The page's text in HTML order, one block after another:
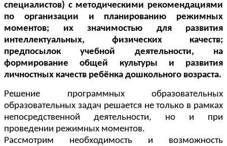
специалистов) с методическими рекомендациями
по организации и планированию режимных
моментов; их значимостью для развития
интеллектуальных, физических качеств;
предпосылок учебной деятельности, на
формирование общей культуры и развития
личностных качеств ребёнка дошкольного возраста.
Решение программных образовательных
образовательных задач решается не только в рамках
непосредственной деятельности, но и при
проведении режимных моментов.
Рассмотрим необходимость и возможность